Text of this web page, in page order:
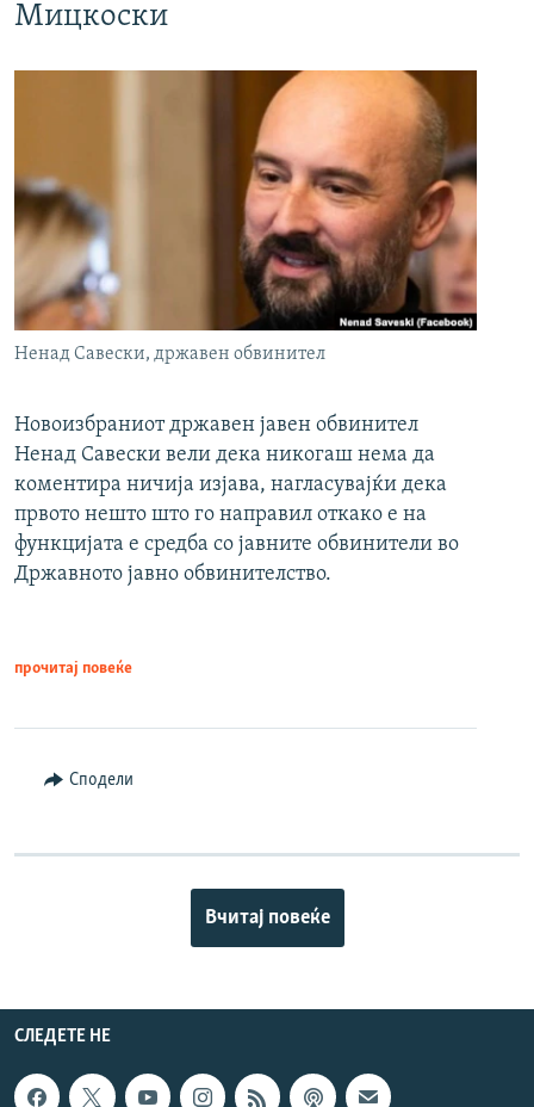
Мицкоски
Ненад Савески, државен обвинител
Новоизбраниот државен јавен обвинител
Ненад Савески вели дека никогаш нема да
коментира ничија изјава, нагласувајќи дека
првото нешто што го направил откако е на
функцијата е средба со јавните обвинители во
Државното јавно обвинителство.
прочитај повеќе
Сподели
Вчитај повеќе
СЛЕДЕТЕ НЕ